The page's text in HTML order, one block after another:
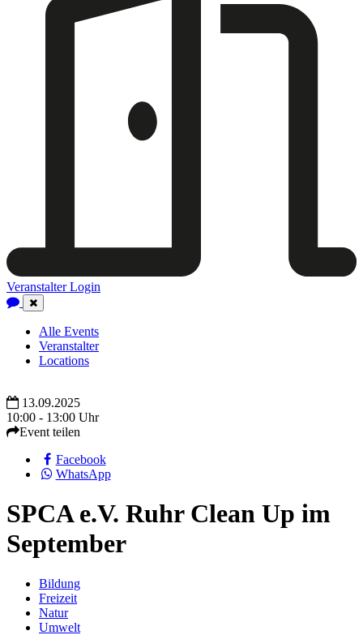
Veranstalter Login
Close
Navigation
Alle Events
Veranstalter
Locations
13.09.2025
10:00 - 13:00 Uhr
Event teilen
Facebook
WhatsApp
SPCA e.V. Ruhr Clean Up im
September
Bildung
Freizeit
Natur
Umwelt